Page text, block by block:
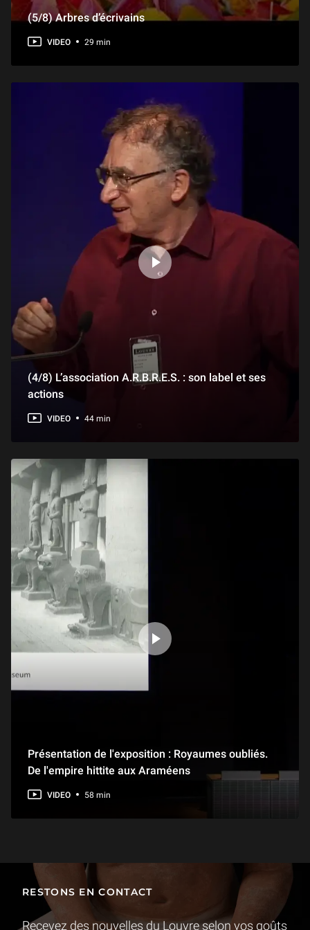
(5/8) Arbres d’écrivains
VIDEO 29 min
(4/8) L’association A.R.B.R.E.S. : son label et ses
actions
VIDEO 44 min
Présentation de l'exposition : Royaumes oubliés.
De l'empire hittite aux Araméens
VIDEO 58 min
RESTONS EN CONTACT
Recevez des nouvelles du Louvre selon vos goûts